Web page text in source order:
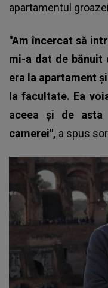
apartamentul
"Am încercat să
mi-a dat de bănuit
era la apartament
la facultate. Ea
aceea şi de asta
camerei", a spus